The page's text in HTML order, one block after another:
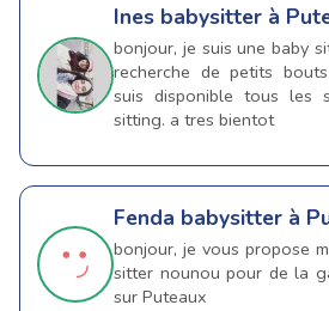
Ines babysitter à
bonjour, je suis une baby
recherche de petits
suis disponible tous les
sitting. a tres bientot
Fenda babysitter à
bonjour, je vous propose
sitter nounou pour de la
sur Puteaux